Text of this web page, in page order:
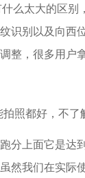
么太大的区别
识别以及向西
整，很多用户
分上面它是达
然我们在实际